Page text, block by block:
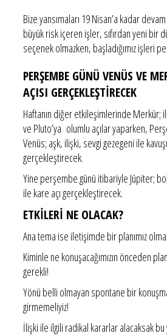
Bize yansımaları 19 Nisan’a kadar
büyük risk içeren işler, sıfırdan yeni bir
seçenek olmazken, başladığımız işleri
PERŞEMBE GÜNÜ VENÜS VE
AÇISI GERÇEKLEŞTİRECEK
Haftanın diğer etkileşimlerinde Merkür;
ve Pluto’ya olumlu açılar yaparken,
Venüs; aşk, ilişki, sevgi gezegeni ile
gerçekleştirecek.
Yine perşembe günü itibariyle Jüpiter;
ile kare açı gerçekleştirecek.
ETKİLERİ NE OLACAK?
Ana tema ise iletişimde bir planımız
Kiminle ne konuşacağımızın önceden
gerekli!
Yönü belli olmayan spontane bir
girmemeliyiz!
İlişki ile ilgili radikal kararlar alacaksak